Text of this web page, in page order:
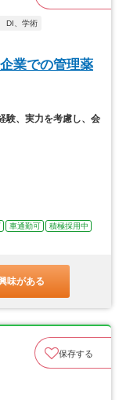
DI、学術
業での管理薬
験、実力を考慮し、会
車通勤可
積極採用中
味がある
保存する